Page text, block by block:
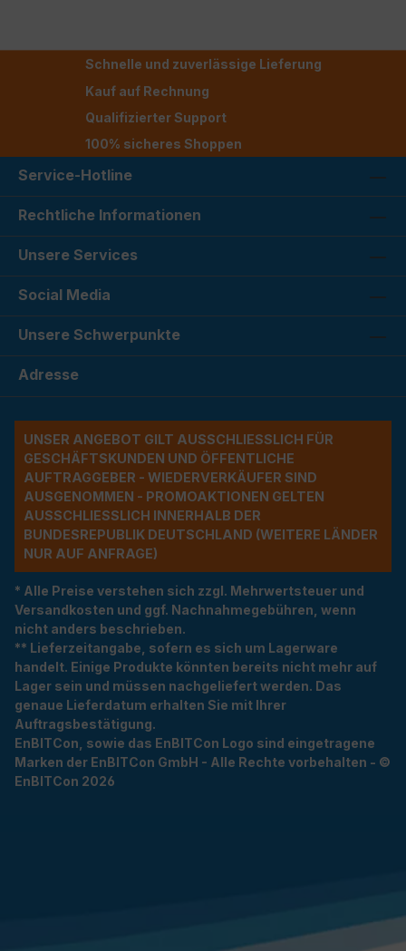
Schnelle und zuverlässige Lieferung
Kauf auf Rechnung
Qualifizierter Support
100% sicheres Shoppen
Service-Hotline
Rechtliche Informationen
Unsere Services
Social Media
Unsere Schwerpunkte
Adresse
UNSER ANGEBOT GILT AUSSCHLIESSLICH FÜR G
ESCHÄFTSKUNDEN UND ÖFFENTLICHE A
UFTRAGGEBER - WIEDERVERKÄUFER SIND A
USGENOMMEN - PROMOAKTIONEN GELTEN A
USSCHLIESSLICH INNERHALB DER BU
NDESREPUBLIK DEUTSCHLAND (WEITERE LÄNDER NU
R AUF ANFRAGE)
* Alle Preise verstehen sich zzgl. Mehrwertsteuer und
Versandkosten und ggf. Nachnahmegebühren, wenn
nicht anders beschrieben.
** Lieferzeitangabe, sofern es sich um Lagerware
handelt. Einige Produkte könnten bereits nicht mehr auf
Lager sein und müssen nachgeliefert werden. Das
genaue Lieferdatum erhalten Sie mit Ihrer
Auftragsbestätigung.
EnBITCon, sowie das EnBITCon Logo sind eingetragene
Marken der EnBITCon GmbH - Alle Rechte vorbehalten - ©
EnBITCon 2026